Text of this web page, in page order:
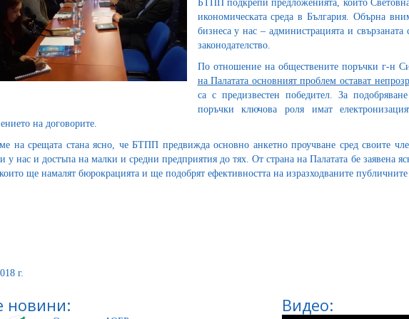
БТПП подкрепи предложенията, които
икономическата среда в България. Обърна
бизнеса у нас – администрацията и
законодателство.
По отношение на обществените поръчки г-н
на Палатата основният проблем остават
са с предизвестен победител. За
поръчки ключова роля имат
на договорите.
на срещата стана ясно, че БТПП предвижда основно анкетно проучване сред своите
у нас и достъпа на малки и средни предприятия до тях. От страна на Палатата бе заявена
ще намалят бюрокрацията и ще подобрят ефективността на изразходваните публичните
г.
Видео: